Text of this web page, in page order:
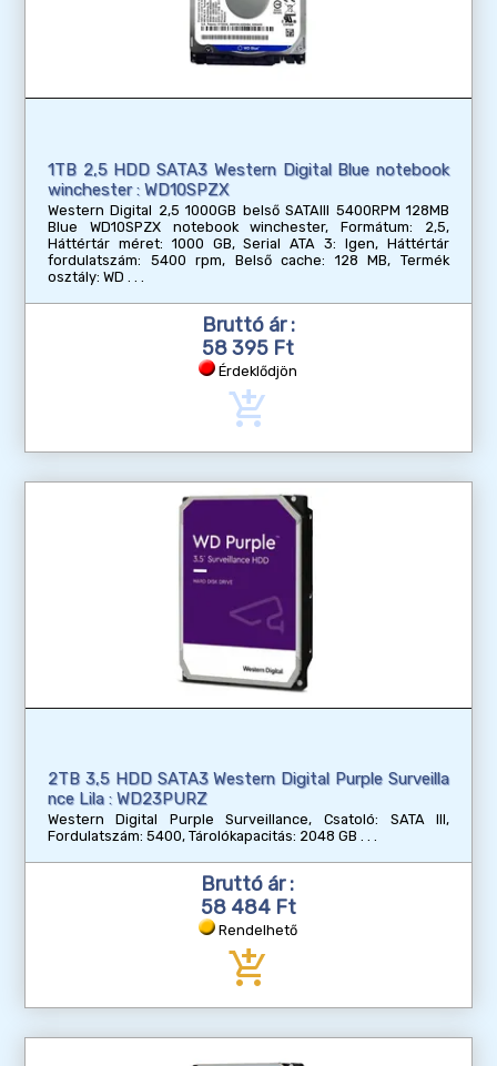
1TB 2,5 HDD SATA3 Western Digital Blue notebook
winchester : WD10SPZX
Western Digital 2,5 1000GB belső SATAIII 5400RPM 128MB
Blue WD10SPZX notebook winchester, Formátum: 2,5,
Háttértár méret: 1000 GB, Serial ATA 3: Igen, Háttértár
fordulatszám: 5400 rpm, Belső cache: 128 MB, Termék
osztály: WD
Bruttó ár :
58 395 Ft
Érdeklődjön
add_shopping_cart
2TB 3,5 HDD SATA3 Western Digital Purple Surveilla
nce Lila : WD23PURZ
Western Digital Purple Surveillance, Csatoló: SATA III,
Fordulatszám: 5400, Tárolókapacitás: 2048 GB
Bruttó ár :
58 484 Ft
Rendelhető
add_shopping_cart